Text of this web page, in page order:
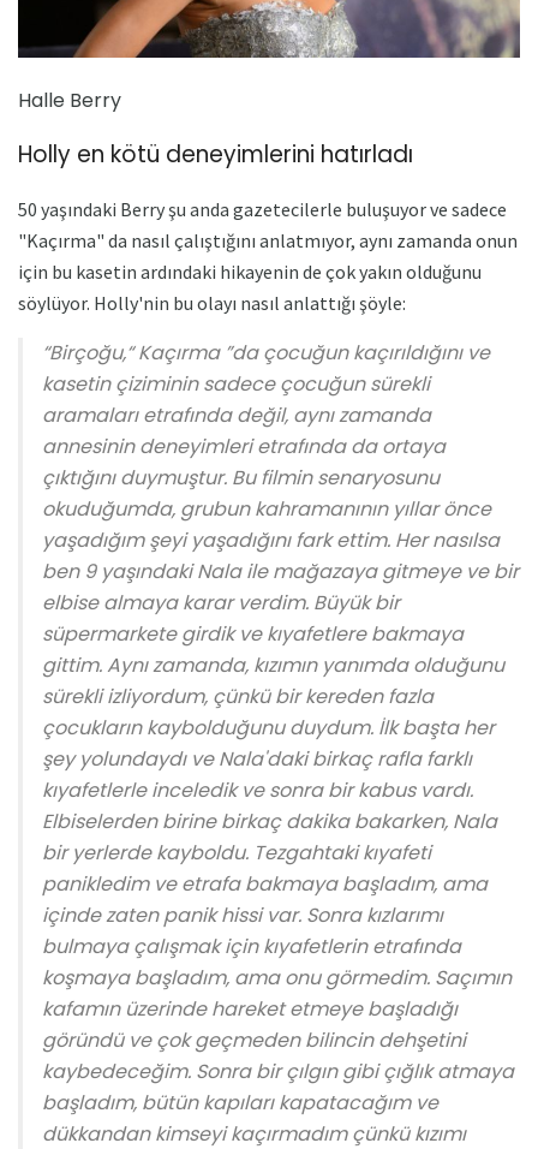
Halle Berry
Holly en kötü deneyimlerini hatırladı
50 yaşındaki Berry şu anda gazetecilerle buluşuyor ve sadece
"Kaçırma" da nasıl çalıştığını anlatmıyor, aynı zamanda onun
için bu kasetin ardındaki hikayenin de çok yakın olduğunu
söylüyor. Holly'nin bu olayı nasıl anlattığı şöyle:
“Birçoğu,“ Kaçırma ”da çocuğun kaçırıldığını ve
kasetin çiziminin sadece çocuğun sürekli
aramaları etrafında değil, aynı zamanda
annesinin deneyimleri etrafında da ortaya
çıktığını duymuştur. Bu filmin senaryosunu
okuduğumda, grubun kahramanının yıllar önce
yaşadığım şeyi yaşadığını fark ettim. Her nasılsa
ben 9 yaşındaki Nala ile mağazaya gitmeye ve bir
elbise almaya karar verdim. Büyük bir
süpermarkete girdik ve kıyafetlere bakmaya
gittim. Aynı zamanda, kızımın yanımda olduğunu
sürekli izliyordum, çünkü bir kereden fazla
çocukların kaybolduğunu duydum. İlk başta her
şey yolundaydı ve Nala'daki birkaç rafla farklı
kıyafetlerle inceledik ve sonra bir kabus vardı.
Elbiselerden birine birkaç dakika bakarken, Nala
bir yerlerde kayboldu. Tezgahtaki kıyafeti
panikledim ve etrafa bakmaya başladım, ama
içinde zaten panik hissi var. Sonra kızlarımı
bulmaya çalışmak için kıyafetlerin etrafında
koşmaya başladım, ama onu görmedim. Saçımın
kafamın üzerinde hareket etmeye başladığı
göründü ve çok geçmeden bilincin dehşetini
kaybedeceğim. Sonra bir çılgın gibi çığlık atmaya
başladım, bütün kapıları kapatacağım ve
dükkandan kimseyi kaçırmadım çünkü kızımı